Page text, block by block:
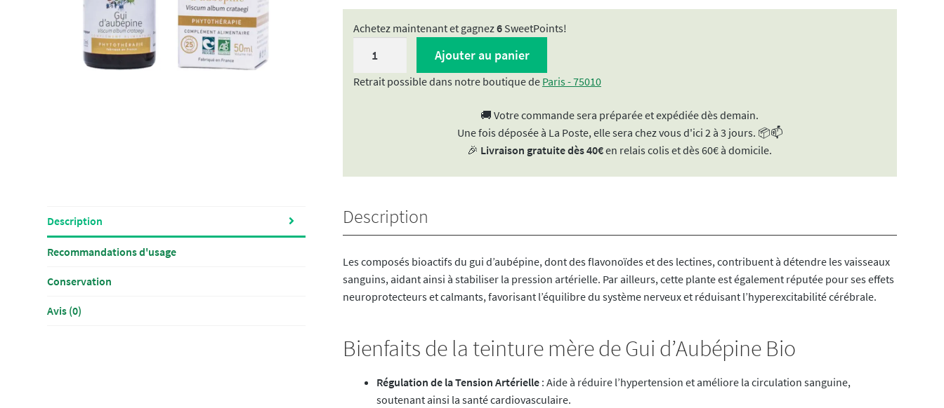
Achetez maintenant et gagnez6SweetPoints!
Teinture
d'Aubépine
BIO
Ajouter au panier
Retrait possible dans notre boutique de Paris - 75010
🚚 Votre commande sera préparée et expédiée dès demain.
Une fois déposée à La Poste, elle sera chez vous d'ici 2 à 3 jours. 📦📫
🎉 Livraison gratuite dès 40€en relais colis et dès 60€ à domicile.
Description
Recommandations d'usage
Conservation
Avis (0)
Description
Les composés bioactifs du gui d’aubépine, dont des flavonoïdes et des lectines, contribuent à détendre les vaisseaux
sanguins, aidant ainsi à stabiliser la pression artérielle. Par ailleurs, cette plante est également réputée pour ses effets
neuroprotecteurs et calmants, favorisant l’équilibre du système nerveux et réduisant l’hyperexcitabilité cérébrale.
Bienfaits de la teinture mère de Gui d’Aubépine Bio
Régulation de la Tension Artérielle: Aide à réduire l’hypertension et améliore la circulation sanguine,
soutenant ainsi la santé cardiovasculaire.